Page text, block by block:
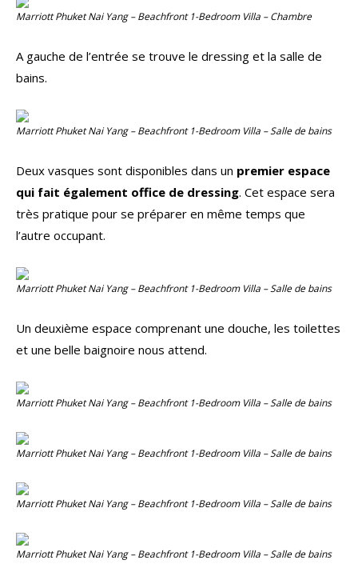
Marriott Phuket Nai Yang – Beachfront 1-Bedroom Villa – Chambre
A gauche de l’entrée se trouve le dressing et la salle de
bains.
Marriott Phuket Nai Yang – Beachfront 1-Bedroom Villa – Salle de bains
Deux vasques sont disponibles dans un premier espace
qui fait également office de dressing. Cet espace sera
très pratique pour se préparer en même temps que
l’autre occupant.
Marriott Phuket Nai Yang – Beachfront 1-Bedroom Villa – Salle de bains
Un deuxième espace comprenant une douche, les toilettes
et une belle baignoire nous attend.
Marriott Phuket Nai Yang – Beachfront 1-Bedroom Villa – Salle de bains
Marriott Phuket Nai Yang – Beachfront 1-Bedroom Villa – Salle de bains
Marriott Phuket Nai Yang – Beachfront 1-Bedroom Villa – Salle de bains
Marriott Phuket Nai Yang – Beachfront 1-Bedroom Villa – Salle de bains